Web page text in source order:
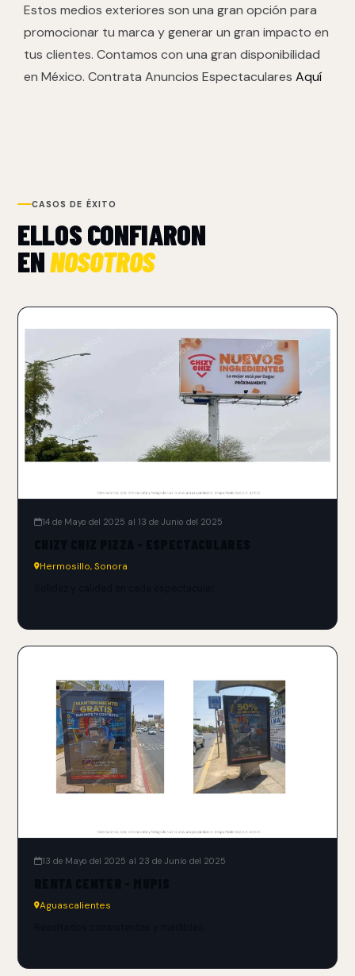
Estos medios exteriores son una gran opción para
promocionar tu marca y generar un gran impacto en
tus clientes. Contamos con una gran disponibilidad
en México. Contrata Anuncios Espectaculares Aquí
CASOS DE ÉXITO
ELLOS CONFIARON
ENNOSOTROS
14 de Mayo del 2025 al 13 de Junio del 2025
Hermosillo, Sonora
13 de Mayo del 2025 al 23 de Junio del 2025
Aguascalientes